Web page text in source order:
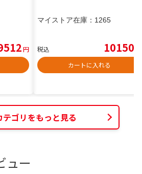
円
マイストア在庫： 1265
税込 10150
カートに入れる
テゴリをもっと見る
ュー